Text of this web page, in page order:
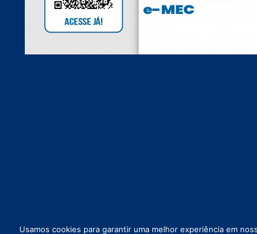
Usamos cookies para garantir uma melhor experiência em